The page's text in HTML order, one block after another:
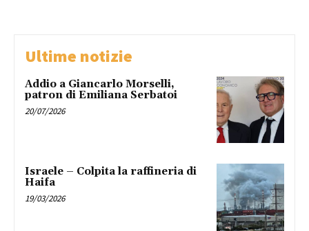
Ultime notizie
Addio a Giancarlo Morselli,
patron di Emiliana Serbatoi
20/07/2026
Israele – Colpita la raffineria di
Haifa
19/03/2026